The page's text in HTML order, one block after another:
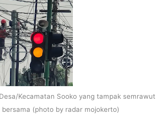
Kecamatan Sooko yang tampak semrawut
(photo by radar mojokerto)